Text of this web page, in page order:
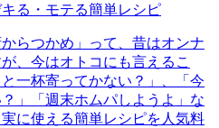
る・モテる簡単レシピ
からつかめ」って、昔はオンナ
、今はオトコにも言えるこ
一杯寄ってかない？」、「今
」「週末ホムパしようよ」な
に使える簡単レシピを人気料